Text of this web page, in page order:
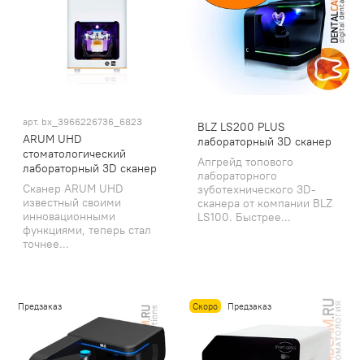
арт. bx_3966226736_6823
ARUM UHD
стоматологический
лабораторный 3D сканер
Сканер ARUM UHD
известный своими
инновационными
функциями, теперь стал
точнее...
BLZ LS200 PLUS
лабораторный 3D сканер
Апгрейд топового
лабораторного
зуботехнического 3D-
сканера от компании BLZ
LS100. Быстрее...
Предзаказ Скоро Предзаказ